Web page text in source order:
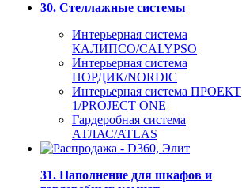
30. Стеллажные системы
Интерьерная система
КАЛИПСО/CALYPSO
Интерьерная система
НОРДИК/NORDIC
Интерьерная система ПРОЕКТ
1/PROJECT ONE
Гардеробная система
АТЛАС/ATLAS
31. Наполнение для шкафов и